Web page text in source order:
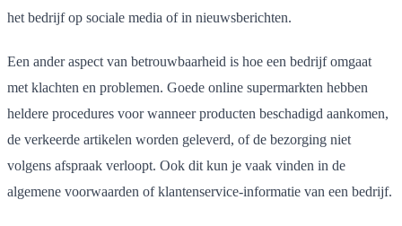
het bedrijf op sociale media of in nieuwsberichten.
Een ander aspect van betrouwbaarheid is hoe een bedrijf omgaat
met klachten en problemen. Goede online supermarkten hebben
heldere procedures voor wanneer producten beschadigd aankomen,
de verkeerde artikelen worden geleverd, of de bezorging niet
volgens afspraak verloopt. Ook dit kun je vaak vinden in de
algemene voorwaarden of klantenservice-informatie van een bedrijf.